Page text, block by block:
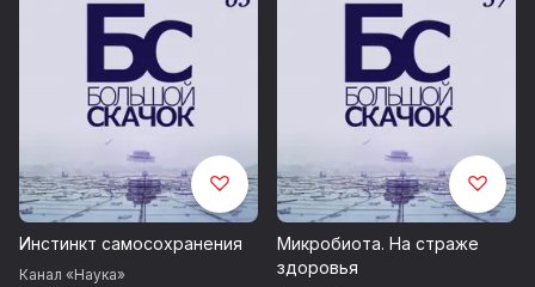
Инстинкт самосохранения
Канал «Наука»
Микробиота. На страже
здоровья